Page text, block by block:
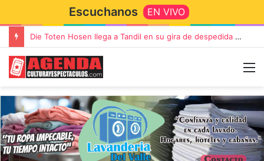
Escuchanos EN VIVO
Die Toten Hosen llega a Tandil en su gira de despedida «Fútbol, Asado, Vino y Adiós Amigos»